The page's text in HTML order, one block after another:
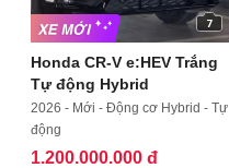
7
Honda CR-V e:HEV Trắng
Tự động Hybrid
2026 - Mới - Động cơ Hybrid - Tự
động
1.200.000.000 đ